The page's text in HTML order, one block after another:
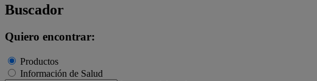
Buscador
Quiero encontrar:
Productos
Información de Salud